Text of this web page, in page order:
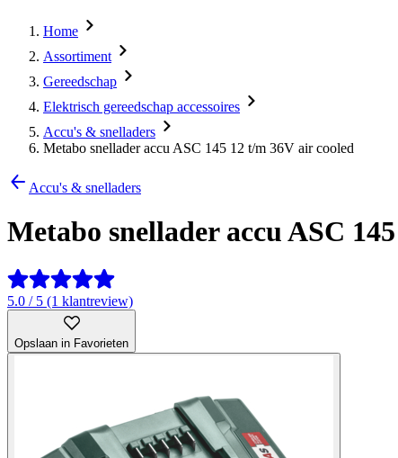
Home
Assortiment
Gereedschap
Elektrisch gereedschap accessoires
Accu's & snelladers
Metabo snellader accu ASC 145 12 t/m 36V air cooled
Accu's & snelladers
Metabo snellader accu ASC
5.0 / 5 (1 klantreview)
Opslaan in Favorieten